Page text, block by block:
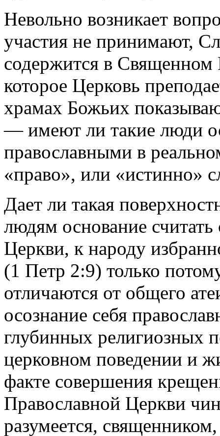
Невольно возникает
участия не принимают,
содержится в
которое Церковь
храмах Божьих
— имеют ли такие люди
православными в
«право», или «истинно»
Дает ли такая
людям основание
Церкви, к народу
(1 Петр 2:9) только
отличаются от общего
осознание себя
глубинных религиозных
церковном поведении и
факте совершения
Православной Церкви
разумеется,